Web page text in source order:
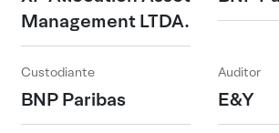
Management LTDA.
Custodiante
BNP Paribas
Auditor
E&Y